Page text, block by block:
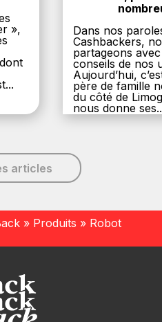
»,
Dans nos
Cashbackers,
partageons
conseils de nos
Aujourd’hui,
père de famille
du côté de
nous donne
articles
» Produits » Robot